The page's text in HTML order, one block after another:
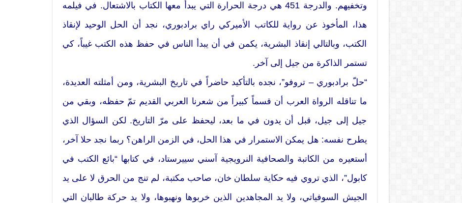
وتخفيهم. والدرجة 451 هي درجة الحرارة التي يبدأ معها الكتاب بالاشتعال. في فيلمه
هذا، المأخوذ عن رواية للكاتب الأميركي راي برادبوري، نجد أن الحل الوحيد لإنقاذ
الكتب، وبالتالي إنقاذ البشرية، يكمن في أن يبدأ الناس في حفظ هذه الكتب غيباً، كي
تستمر الذاكرة من جيل إلى آخر.
“حلّ برادبوري – تروفو”، نجده بالتأكيد حاضراً في تاريخ البشرية، ومن أمثلته العديدة،
ما تناقله الرواة العرب أن قسماً كبيراً من شعرنا العربي القديم تمّ حفظه، وبقي من
جيل إلى جيل، قبل أن يدون في ما بعد، ليحفظ على مرّ التاريخ. لكن السؤال الذي
يطرح نفسه: هل يمكن الاستمرار في هذا الحل، في الزمن الراهن؟ ربما نجد حلا آخر،
أستعيره من الكاتبة والصحافية النرويجية آسني سييرستاد، في كتابها “بائع الكتب في
كابول”، الذي تروي فيه حكاية سلطان خان، صاحب مكتبة، لم تنج من الحرق لا على يد
الجيش السوفياتي، ولا يد المجاهدين الذين خربوها ونهبوها، ولا يد حركة طالبان التي